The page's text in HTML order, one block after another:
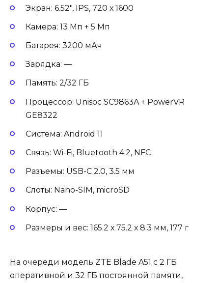
Экран: 6.52″, IPS, 720 х 1600
Камера: 13 Мп + 5 Мп
Батарея: 3200 мАч
Зарядка: —
Память: 2/32 ГБ
Процессор: Unisoc SC9863A + PowerVR
GE8322
Система: Android 11
Связь: Wi-Fi, Bluetooth 4.2, NFC
Разъемы: USB-C 2.0, 3.5 мм
Слоты: Nano-SIM, microSD
Корпус: —
Размеры и вес: 165.2 х 75.2 х 8.3 мм, 177 г
На очереди модель ZTE Blade A51 с 2 ГБ
оперативной и 32 ГБ постоянной памяти,